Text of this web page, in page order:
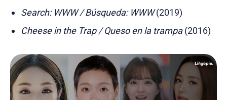
Search: WWW / Búsqueda: WWW(2019)
Cheese in the Trap / Queso en la trampa(2016)